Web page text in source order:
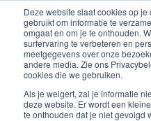
Deze website slaat cookies op
gebruikt om informatie te
omgaat en om je te onthouden.
surfervaring te verbeteren en
meetgegevens over onze
andere media. Zie ons
cookies die we gebruiken.
Als je weigert, zal je informatie
deze website. Er wordt een
te onthouden dat je niet gevolgd
Ga
naar
de
inhoud